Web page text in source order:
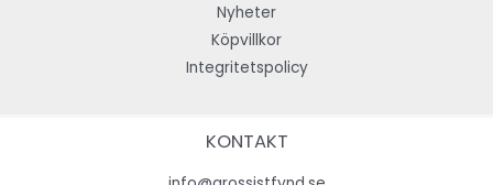
Nyheter
Köpvillkor
Integritetspolicy
KONTAKT